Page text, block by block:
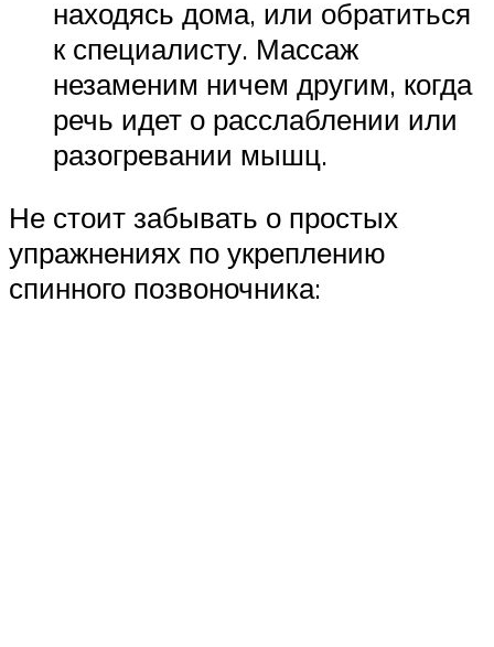
находясь дома, или обратиться
к специалисту. Массаж
незаменим ничем другим, когда
речь идет о расслаблении или
разогревании мышц.
Не стоит забывать о простых
упражнениях по укреплению
спинного позвоночника: